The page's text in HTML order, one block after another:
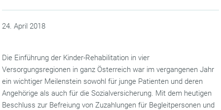
24. April 2018
Die Einführung der Kinder-Rehabilitation in vier
Versorgungsregionen in ganz Österreich war im vergangenen Jahr
ein wichtiger Meilenstein sowohl für junge Patienten und deren
Angehörige als auch für die Sozialversicherung. Mit dem heutigen
Beschluss zur Befreiung von Zuzahlungen für Begleitpersonen und